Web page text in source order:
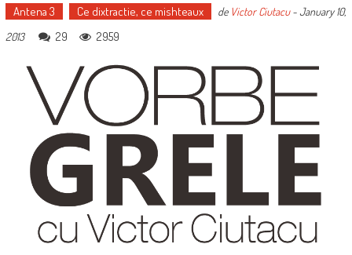
Antena 3 Ce dixtractie, ce mishteaux de Victor Ciutacu-January 10,
2013
29 2959